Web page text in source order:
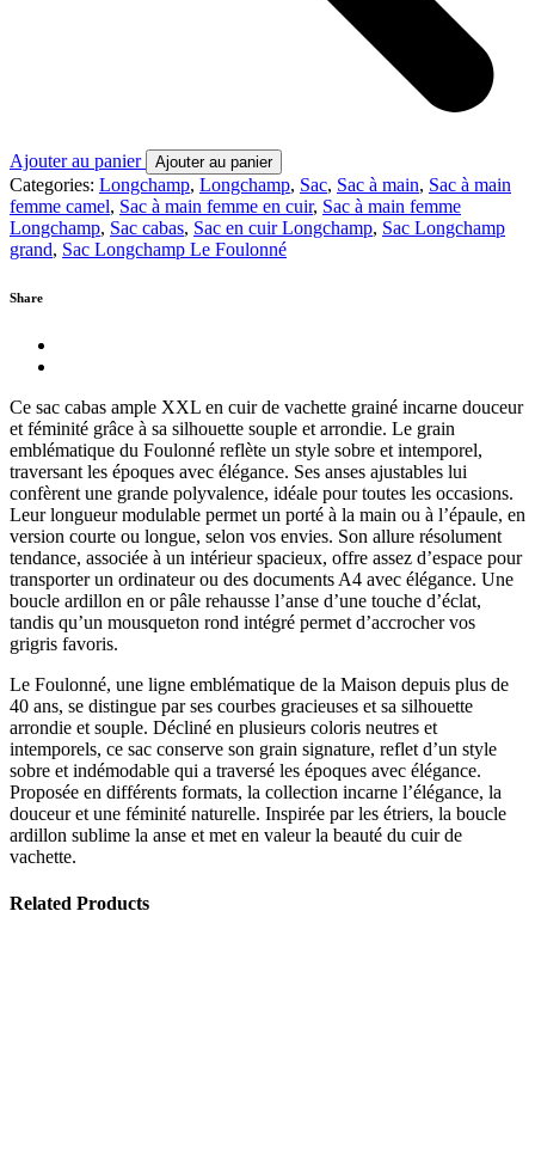
Ajouter au panier Ajouter au panier
Categories: Longchamp, Longchamp, Sac, Sac à main, Sac à main
femme camel, Sac à main femme en cuir, Sac à main femme
Longchamp, Sac cabas, Sac en cuir Longchamp, Sac Longchamp
grand, Sac Longchamp Le Foulonné
Share
Ce sac cabas ample XXL en cuir de vachette grainé incarne douceur
et féminité grâce à sa silhouette souple et arrondie. Le grain
emblématique du Foulonné reflète un style sobre et intemporel,
traversant les époques avec élégance. Ses anses ajustables lui
confèrent une grande polyvalence, idéale pour toutes les occasions.
Leur longueur modulable permet un porté à la main ou à l’épaule, en
version courte ou longue, selon vos envies. Son allure résolument
tendance, associée à un intérieur spacieux, offre assez d’espace pour
transporter un ordinateur ou des documents A4 avec élégance. Une
boucle ardillon en or pâle rehausse l’anse d’une touche d’éclat,
tandis qu’un mousqueton rond intégré permet d’accrocher vos
grigris favoris.
Le Foulonné, une ligne emblématique de la Maison depuis plus de
40 ans, se distingue par ses courbes gracieuses et sa silhouette
arrondie et souple. Décliné en plusieurs coloris neutres et
intemporels, ce sac conserve son grain signature, reflet d’un style
sobre et indémodable qui a traversé les époques avec élégance.
Proposée en différents formats, la collection incarne l’élégance, la
douceur et une féminité naturelle. Inspirée par les étriers, la boucle
ardillon sublime la anse et met en valeur la beauté du cuir de
vachette.
Related Products